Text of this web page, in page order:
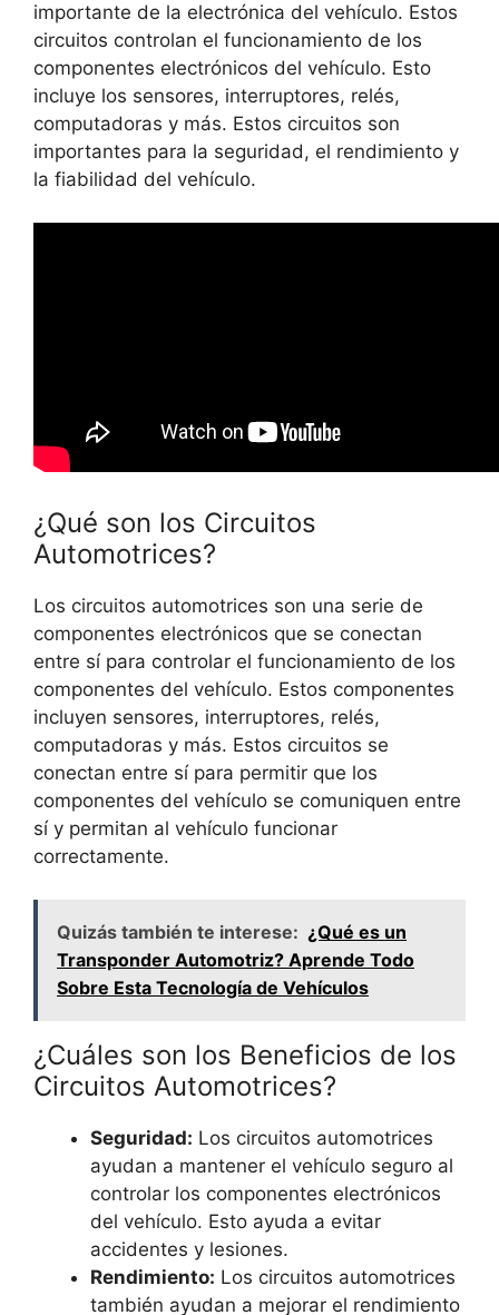
importante de la electrónica del vehículo. Estos
circuitos controlan el funcionamiento de los
componentes electrónicos del vehículo. Esto
incluye los sensores, interruptores, relés,
computadoras y más. Estos circuitos son
importantes para la seguridad, el rendimiento y
la fiabilidad del vehículo.
¿Qué son los Circuitos
Automotrices?
Los circuitos automotrices son una serie de
componentes electrónicos que se conectan
entre sí para controlar el funcionamiento de los
componentes del vehículo. Estos componentes
incluyen sensores, interruptores, relés,
computadoras y más. Estos circuitos se
conectan entre sí para permitir que los
componentes del vehículo se comuniquen entre
sí y permitan al vehículo funcionar
correctamente.
Quizás también te interese: ¿Qué es un
Transponder Automotriz? Aprende Todo
Sobre Esta Tecnología de Vehículos
¿Cuáles son los Beneficios de los
Circuitos Automotrices?
Seguridad: Los circuitos automotrices
ayudan a mantener el vehículo seguro al
controlar los componentes electrónicos
del vehículo. Esto ayuda a evitar
accidentes y lesiones.
Rendimiento: Los circuitos automotrices
también ayudan a mejorar el rendimiento